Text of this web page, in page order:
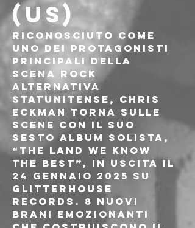
(US)
Riconosciuto come
uno dei protagonisti
principali della
scena rock
alternativa
statunitense, Chris
Eckman torna sulle
scene con il suo
sesto album solista,
“The Land We Know
the Best”, in uscita il
24 Gennaio 2025 su
Glitterhouse
Records. 8 nuovi
brani emozionanti